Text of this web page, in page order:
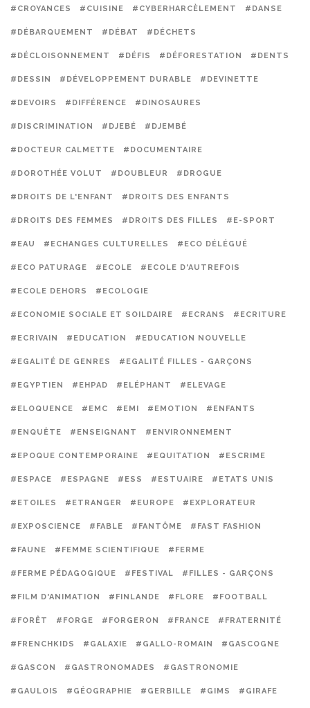
#CROYANCES #CUISINE #CYBERHARCÈLEMENT #DANSE
#DÉBARQUEMENT #DÉBAT #DÉCHETS
#DÉCLOISONNEMENT #DÉFIS #DÉFORESTATION #DENTS
#DESSIN #DÉVELOPPEMENT DURABLE #DEVINETTE
#DEVOIRS #DIFFÉRENCE #DINOSAURES
#DISCRIMINATION #DJEBÉ #DJEMBÉ
#DOCTEUR CALMETTE #DOCUMENTAIRE
#DOROTHÉE VOLUT #DOUBLEUR #DROGUE
#DROITS DE L'ENFANT #DROITS DES ENFANTS
#DROITS DES FEMMES #DROITS DES FILLES #E-SPORT
#EAU #ECHANGES CULTURELLES #ECO DÉLÉGUÉ
#ECO PATURAGE #ECOLE #ECOLE D'AUTREFOIS
#ECOLE DEHORS #ECOLOGIE
#ECONOMIE SOCIALE ET SOILDAIRE #ECRANS #ECRITURE
#ECRIVAIN #EDUCATION #EDUCATION NOUVELLE
#EGALITÉ DE GENRES #EGALITÉ FILLES - GARÇONS
#EGYPTIEN #EHPAD #ELÉPHANT #ELEVAGE
#ELOQUENCE #EMC #EMI #EMOTION #ENFANTS
#ENQUÊTE #ENSEIGNANT #ENVIRONNEMENT
#EPOQUE CONTEMPORAINE #EQUITATION #ESCRIME
#ESPACE #ESPAGNE #ESS #ESTUAIRE #ETATS UNIS
#ETOILES #ETRANGER #EUROPE #EXPLORATEUR
#EXPOSCIENCE #FABLE #FANTÔME #FAST FASHION
#FAUNE #FEMME SCIENTIFIQUE #FERME
#FERME PÉDAGOGIQUE #FESTIVAL #FILLES - GARÇONS
#FILM D'ANIMATION #FINLANDE #FLORE #FOOTBALL
#FORÊT #FORGE #FORGERON #FRANCE #FRATERNITÉ
#FRENCHKIDS #GALAXIE #GALLO-ROMAIN #GASCOGNE
#GASCON #GASTRONOMADES #GASTRONOMIE
#GAULOIS #GÉOGRAPHIE #GERBILLE #GIMS #GIRAFE